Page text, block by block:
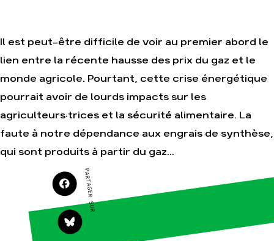
Agir
terrain
Agir au quotidien
Soutenir les
campagnes
Transmettre tout
ou partie de son
patrimoine
Télécharger
gratuitement les
guides éco-
citoyens
Nos
thématiques
Climat – Énergie
Surproduction
Agriculture
Forêts
Il est peut-être difficile de voir au premier abord le
lien entre la récente hausse des prix du gaz et le
monde agricole. Pourtant, cette crise énergétique
pourrait avoir de lourds impacts sur les
agriculteurs·trices et la sécurité alimentaire. La
faute à notre dépendance aux engrais de synthèse,
qui sont produits à partir du gaz...
PARTAGER SUR